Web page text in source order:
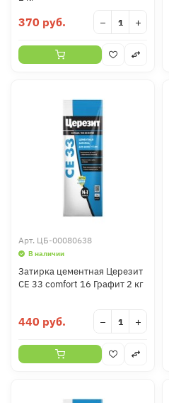
370 руб. − +
Арт. ЦБ-00080638
В наличии
Затирка цементная Церезит
CE 33 comfort 16 Графит 2 кг
440 руб. − +